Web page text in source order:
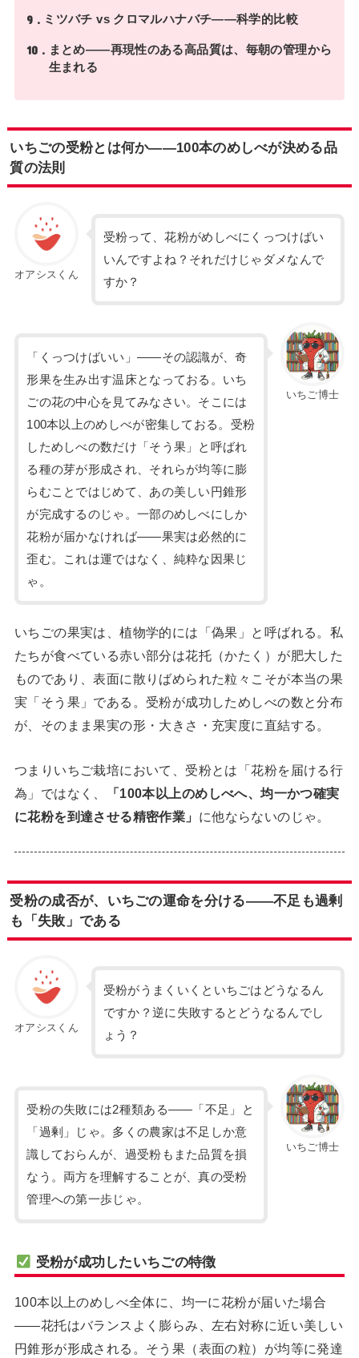
9 ミツバチ vs クロマルハナバチ——科学的比較
10
まとめ——再現性のある高品質は、毎朝の管理から
生まれる
いちごの受粉とは何か——100本のめしべが決める品
質の法則
オアシスくん
受粉って、花粉がめしべにくっつけばい
いんですよね？それだけじゃダメなんで
すか？
いちご博士
「くっつけばいい」——その認識が、奇
形果を生み出す温床となっておる。いち
ごの花の中心を見てみなさい。そこには
100本以上のめしべが密集しておる。受粉
しためしべの数だけ「そう果」と呼ばれ
る種の芽が形成され、それらが均等に膨
らむことではじめて、あの美しい円錐形
が完成するのじゃ。一部のめしべにしか
花粉が届かなければ——果実は必然的に
歪む。これは運ではなく、純粋な因果じ
ゃ。
いちごの果実は、植物学的には「偽果」と呼ばれる。私
たちが食べている赤い部分は花托（かたく）が肥大した
ものであり、表面に散りばめられた粒々こそが本当の果
実「そう果」である。受粉が成功しためしべの数と分布
が、そのまま果実の形・大きさ・充実度に直結する。
つまりいちご栽培において、受粉とは「花粉を届ける行
為」ではなく、
「100本以上のめしべへ、均一かつ確実
に花粉を到達させる精密作業」 に他ならないのじゃ。
受粉の成否が、いちごの運命を分ける——不足も過剰
も「失敗」である
オアシスくん
受粉がうまくいくといちごはどうなるん
ですか？逆に失敗するとどうなるんでし
ょう？
いちご博士
受粉の失敗には2種類ある——「不足」と
「過剰」じゃ。多くの農家は不足しか意
識しておらんが、過受粉もまた品質を損
なう。両方を理解することが、真の受粉
管理への第一歩じゃ。
受粉が成功したいちごの特徴
100本以上のめしべ全体に、均一に花粉が届いた場合
——花托はバランスよく膨らみ、左右対称に近い美しい
円錐形が形成される。そう果（表面の粒）が均等に発達